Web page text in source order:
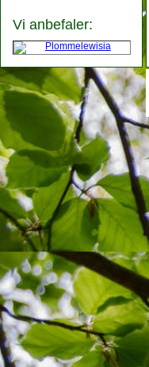
Vi anbefaler: